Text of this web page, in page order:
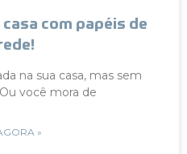
casa com papéis de
na sua casa, mas sem
você mora de
»